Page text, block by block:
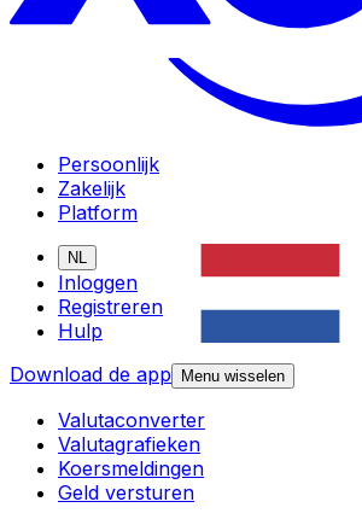
Persoonlijk
Zakelijk
Platform
NL
Inloggen
Registreren
Hulp
Download de app
Menu wisselen
Valutaconverter
Valutagrafieken
Koersmeldingen
Geld versturen